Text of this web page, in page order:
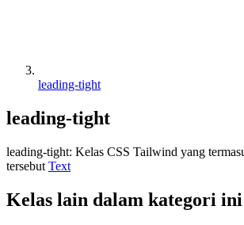
leading-tight
leading-tight
leading-tight: Kelas CSS Tailwind yang
tersebut Text
Kelas lain dalam kategori ini